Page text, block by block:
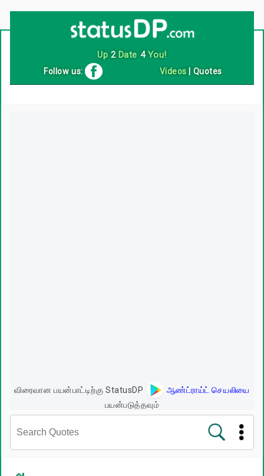
Up 2Date 4You!
Follow us: Videos Quotes
விரைவான பயன்பாட்டிற்கு StatusDP
ஆண்ட்ராய்ட் செயலியை
பயன்படுத்தவும்